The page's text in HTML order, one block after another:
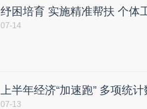
纾困培育 实施精准帮扶 个体
07-14
上半年经济“加速跑” 多项统
07-13